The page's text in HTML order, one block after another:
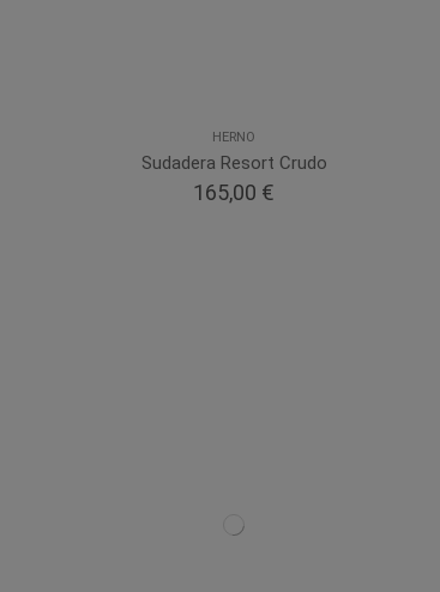
HERNO
Sudadera Resort Crudo
165,00 €